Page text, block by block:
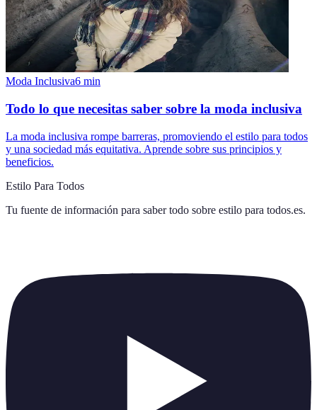
Moda Inclusiva6 min
Todo lo que necesitas saber sobre la moda inclusiva
La moda inclusiva rompe barreras, promoviendo el estilo para todos
y una sociedad más equitativa. Aprende sobre sus principios y
beneficios.
Estilo Para Todos
Tu fuente de información para saber todo sobre estilo para todos.es.